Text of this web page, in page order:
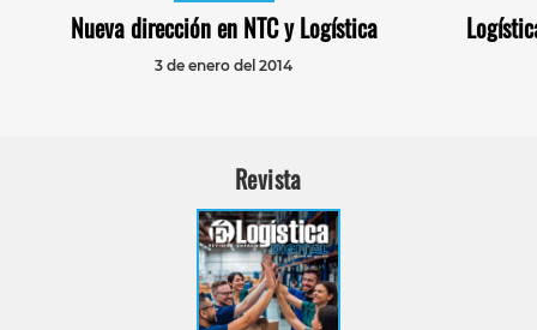
Nueva dirección en NTC y Logística
3 de enero del 2014
Revista